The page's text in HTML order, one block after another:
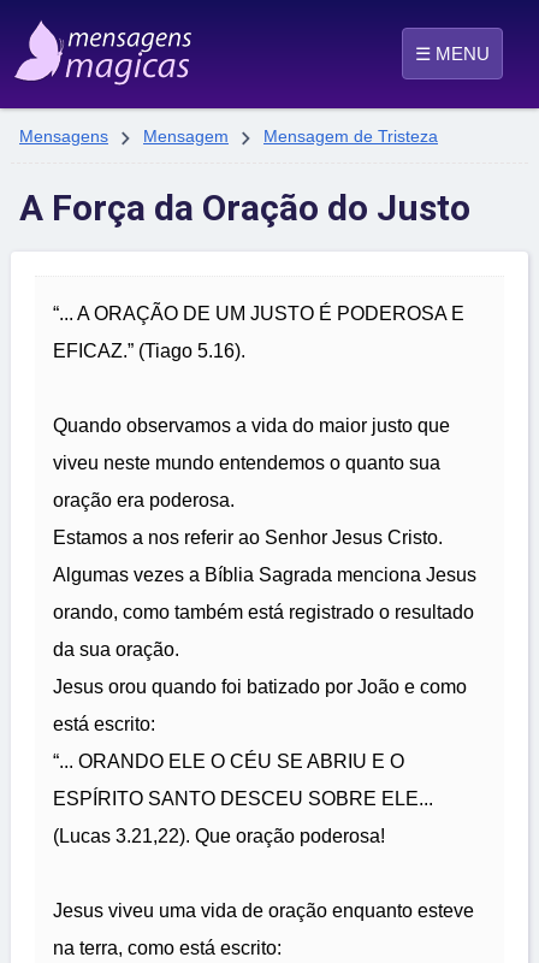
☰ MENU
Mensagens  Mensagem  Mensagem de Tristeza
A Força da Oração do Justo
“... A ORAÇÃO DE UM JUSTO É PODEROSA E
EFICAZ.” (Tiago 5.16).
Quando observamos a vida do maior justo que
viveu neste mundo entendemos o quanto sua
oração era poderosa.
Estamos a nos referir ao Senhor Jesus Cristo.
Algumas vezes a Bíblia Sagrada menciona Jesus
orando, como também está registrado o resultado
da sua oração.
Jesus orou quando foi batizado por João e como
está escrito:
“... ORANDO ELE O CÉU SE ABRIU E O
ESPÍRITO SANTO DESCEU SOBRE ELE...
(Lucas 3.21,22). Que oração poderosa!
Jesus viveu uma vida de oração enquanto esteve
na terra, como está escrito: